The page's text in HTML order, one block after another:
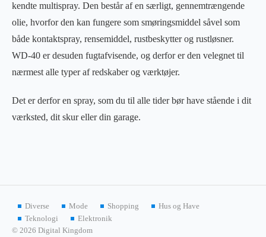
kendte multispray. Den består af en særligt, gennemtrængende
olie, hvorfor den kan fungere som smøringsmiddel såvel som
både kontaktspray, rensemiddel, rustbeskytter og rustløsner.
WD-40 er desuden fugtafvisende, og derfor er den velegnet til
nærmest alle typer af redskaber og værktøjer.
Det er derfor en spray, som du til alle tider bør have stående i dit
værksted, dit skur eller din garage.
Diverse Mode Shopping
Hus og Have
Teknologi
Elektronik
© 2026 Digital Kingdom